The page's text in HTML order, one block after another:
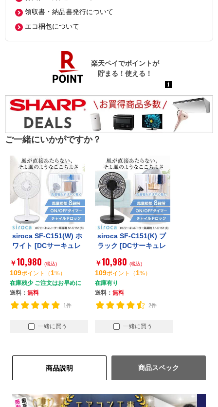
領収書・納品書発行について
エコ梱包について
ご一緒にいかがですか？
siroca SF-C151(W) ホ
ワイト [DCサーキュレ
￥10,980 (税込)
109ポイント （ 1%）
在庫残少 ご注文はお早めに
送料： 無料
1件
一緒に買う
siroca SF-C151(K) ブ
ラック [DCサーキュレ
￥10,980 (税込)
109ポイント （ 1%）
在庫有り
送料： 無料
2件
一緒に買う
商品説明 商品スペック